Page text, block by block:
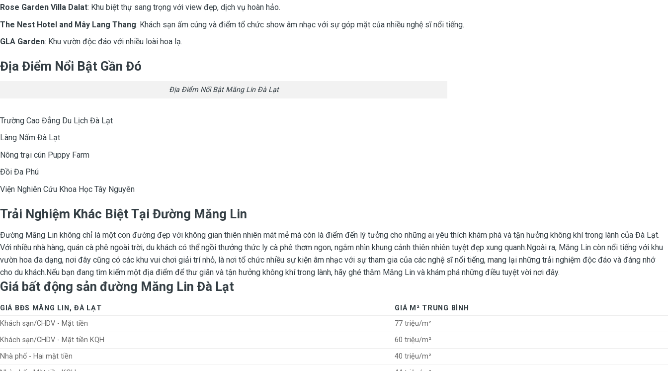
Rose Garden Villa Dalat: Khu biệt thự sang trọng với view đẹp, dịch vụ hoàn hảo.
The Nest Hotel and Mây Lang Thang: Khách sạn ấm cúng và điểm tổ chức show âm nhạc với sự góp mặt của nhiều nghệ sĩ nổi tiếng.
GLA Garden: Khu vườn độc đáo với nhiều loài hoa lạ.
Địa Điểm Nổi Bật Gần Đó
Địa Điểm Nổi Bật Măng Lin Đà Lạt
Trường Cao Đẳng Du Lịch Đà Lạt
Làng Nấm Đà Lạt
Nông trại cún Puppy Farm
Đồi Đa Phú
Viện Nghiên Cứu Khoa Học Tây Nguyên
Trải Nghiệm Khác Biệt Tại Đường Măng Lin
Đường Măng Lin không chỉ là một con đường đẹp với không gian thiên nhiên mát mẻ mà còn là điểm đến lý tưởng cho những ai yêu thích khám phá và tận hưởng không khí trong lành của Đà Lạt.
Với nhiều nhà hàng, quán cà phê ngoài trời, du khách có thể ngồi thưởng thức ly cà phê thơm ngon, ngắm nhìn khung cảnh thiên nhiên tuyệt đẹp xung quanh.Ngoài ra, Măng Lin còn nổi tiếng với khu
vườn hoa đa dạng, nơi đây cũng có các khu vui chơi giải trí nhỏ, là nơi tổ chức nhiều sự kiện âm nhạc với sự tham gia của các nghệ sĩ nổi tiếng, mang lại những trải nghiệm độc đáo và đáng nhớ
cho du khách.Nếu bạn đang tìm kiếm một địa điểm để thư giãn và tận hưởng không khí trong lành, hãy ghé thăm Măng Lin và khám phá những điều tuyệt vời nơi đây.
Giá bất động sản đường Măng Lin Đà Lạt
GIÁ BĐS MĂNG LIN, ĐÀ LẠT
GIÁ M² TRUNG BÌNH
Khách sạn/CHDV - Mặt tiền
77 triệu/m²
Khách sạn/CHDV - Mặt tiền KQH
60 triệu/m²
Nhà phố - Hai mặt tiền
40 triệu/m²